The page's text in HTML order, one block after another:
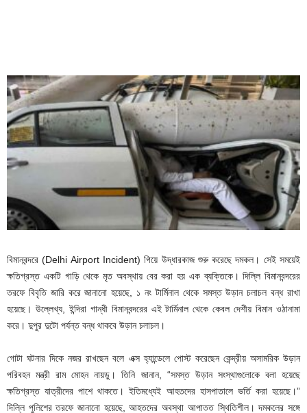
বিমানবন্দরে (Delhi Airport Incident) গিয়ে উদ্ধারকাজ শুরু করেছে দমকল। সেই সময়েই
ক্ষতিগ্রস্ত একটি গাড়ি থেকে মৃত অবস্থায় বের করা হয় এক ব্যক্তিকে। দিল্লি বিমানবন্দরের
তরফে বিবৃতি জারি করে জানানো হয়েছে, ১ নং টার্মিনাল থেকে সমস্ত উড়ান চলাচল বন্ধ রাখা
হয়েছে। উল্লেখ্য, ইন্দিরা গান্ধী বিমানবন্দরের এই টার্মিনাল থেকে কেবল দেশীয় বিমান ওঠানামা
করে। দুপুর দুটো পর্যন্ত বন্ধ থাকবে উড়ান চলাচল।
গোটা ঘটনার দিকে নজর রাখছেন বলে এক্স হ্যান্ডেলে পোস্ট করেছেন কেন্দ্রীয় অসামরিক উড়ান
পরিবহন মন্ত্রী রাম মোহন নায়ডু। তিনি জানান, “সমস্ত উড়ান সংস্থাগুলোকে বলা হয়েছে
ক্ষতিগ্রস্ত যাত্রীদের পাশে থাকতে। ইতিমধ্যেই আহতদের হাসপাতালে ভর্তি করা হয়েছে।”
দিল্লি পুলিশের তরফে জানানো হয়েছে, আহতদের অবস্থা আপাতত স্থিতিশীল। দমকলের সঙ্গে